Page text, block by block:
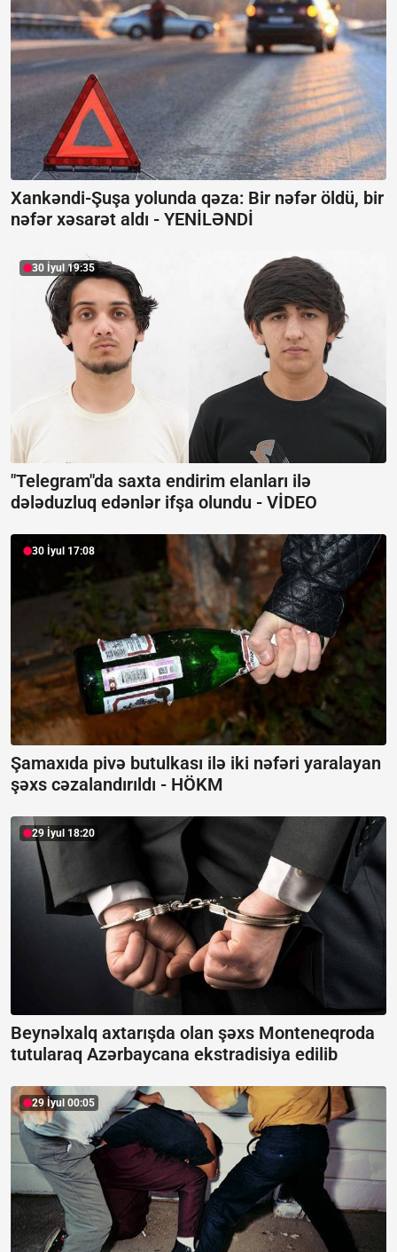
Xankəndi-Şuşa yolunda qəza: Bir nəfər öldü, bir
nəfər xəsarət aldı - YENİLƏNDİ
30 İyul 19:35
"Telegram"da saxta endirim elanları ilə
dələduzluq edənlər ifşa olundu - VİDEO
30 İyul 17:08
Şamaxıda pivə butulkası ilə iki nəfəri yaralayan
şəxs cəzalandırıldı - HÖKM
29 İyul 18:20
Beynəlxalq axtarışda olan şəxs Monteneqroda
tutularaq Azərbaycana ekstradisiya edilib
29 İyul 00:05